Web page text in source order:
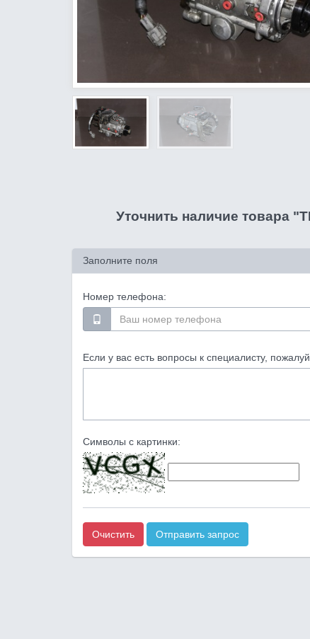
Уточнить наличие товара
Заполните поля
Номер телефона:
Если у вас есть вопросы к специалисту,
Символы с картинки:
Очистить Отправить запрос